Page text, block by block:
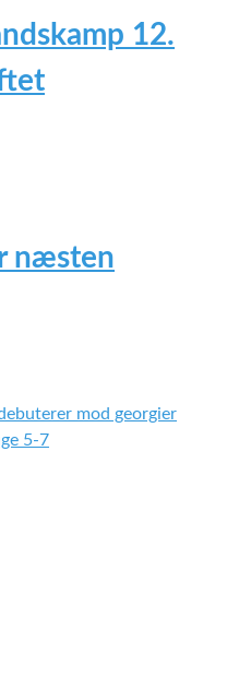
12.
næsten
mod georgier
5-7